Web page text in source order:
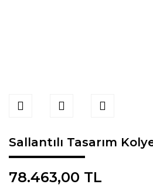
Sallantılı Tasarım
78.463,00 TL